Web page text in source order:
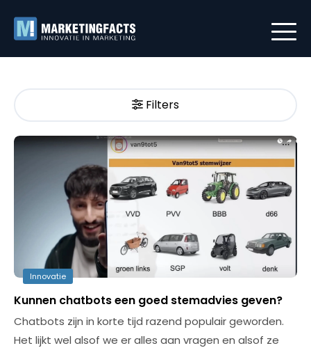
Filters
Innovatie
Kunnen chatbots een goed stemadvies geven?
Chatbots zijn in korte tijd razend populair geworden.
Het lijkt wel alsof we er alles aan vragen en alsof ze